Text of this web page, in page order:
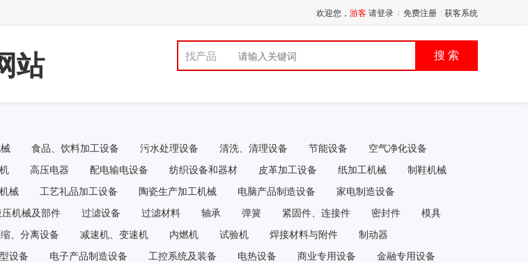
欢迎您， 游客请登录 免费注册 获客系统
站 找产品 搜 索
食品、饮料加工设备 污水处理设备 清洗、清理设备 节能设备
空气净化设备
高压电器 配电输电设备 纺织设备和器材 皮革加工设备 纸加工机械
制鞋机械
械 工艺礼品加工设备 陶瓷生产加工机械 电脑产品制造设备
家电制造设备
机械及部件 过滤设备 过滤材料 轴承 弹簧 紧固件、连接件 密封件
模具
、分离设备 减速机、变速机 内燃机 试验机 焊接材料与附件
制动器
设备 电子产品制造设备 工控系统及装备 电热设备 商业专用设备
金融专用设备